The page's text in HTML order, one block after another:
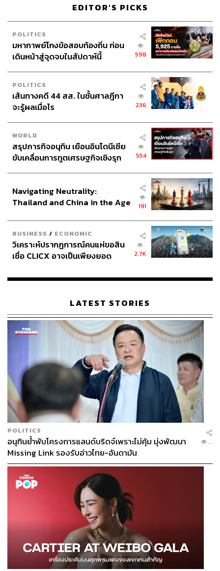
EDITOR'S PICKS
POLITICS
มหากาพย์โกงข้อสอบท้องถิ่น ก่อน
เดินหน้าสู่จุดจบในสัปดาห์นี้
598
POLITICS
เส้นทางคดี 44 สส. ในชั้นศาลฎีกา
จะรู้ผลเมื่อไร
236
WORLD
สรุปภารกิจอนุทิน เยือนอินโดนีเซีย
ขับเคลื่อนการทูตเศรษฐกิจเชิงรุก
554
Navigating Neutrality:
Thailand and China in the Age
191
BUSINESS / ECONOMIC
วิเคราะห์ปรากฏการณ์คนแห่ขอสิน
เชื่อ CLICX อาจเป็นเพียงยอด
เรือนไทยที่ถูกซุกไว้
2.7K
LATEST STORIES
POLITICS
อนุทินย้ำพับโครงการแลนด์บริดจ์เพราะไม่คุ้ม มุ่งพัฒนา
Missing Link รองรับอ่าวไทย-อันดามัน
...